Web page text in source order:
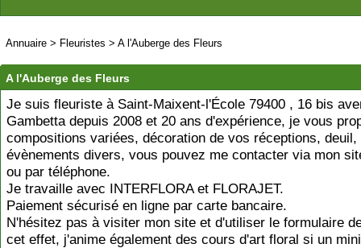
Annuaire > Fleuristes > A l'Auberge des Fleurs
A l'Auberge des Fleurs
Je suis fleuriste à Saint-Maixent-l'École 79400 , 16 bis
Gambetta depuis 2008 et 20 ans d'expérience, je vous
compositions variées, décoration de vos réceptions, deuil,
évènements divers, vous pouvez me contacter via mon
ou par téléphone.
Je travaille avec INTERFLORA et FLORAJET.
Paiement sécurisé en ligne par carte bancaire.
N'hésitez pas à visiter mon site et d'utiliser le formulaire
cet effet, j'anime également des cours d'art floral si un